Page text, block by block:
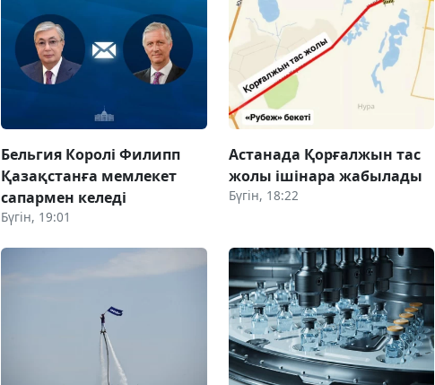
Бельгия Королі Филипп
Қазақстанға мемлекет
сапармен келеді
Бүгін, 19:01
Астанада Қорғалжын тас
жолы ішінара жабылады
Бүгін, 18:22